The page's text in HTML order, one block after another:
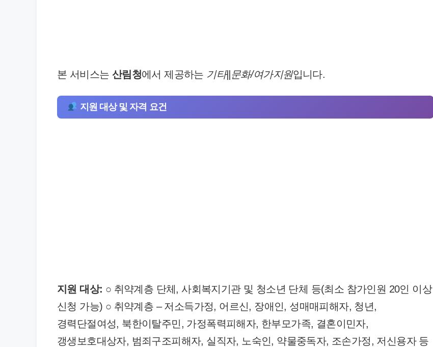
본 서비스는 산림청에서 제공하는 기타||문화/여가지원입니다.
지원 대상 및 자격 요건
지원 대상: ○ 취약계층 단체, 사회복지기관 및 청소년 단체 등(최소 참가인원 20인 이상
신청 가능) ○ 취약계층 – 저소득가정, 어르신, 장애인, 성매매피해자, 청년,
경력단절여성, 북한이탈주민, 가정폭력피해자, 한부모가족, 결혼이민자,
갱생보호대상자, 범죄구조피해자, 실직자, 노숙인, 약물중독자, 조손가정, 저신용자 등